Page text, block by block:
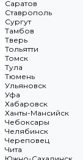
Саратов
Ставрополь
Сургут
Тамбов
Тверь
Тольятти
Томск
Тула
Тюмень
Ульяновск
Уфа
Хабаровск
Ханты-Мансийск
Чебоксары
Челябинск
Череповец
Чита